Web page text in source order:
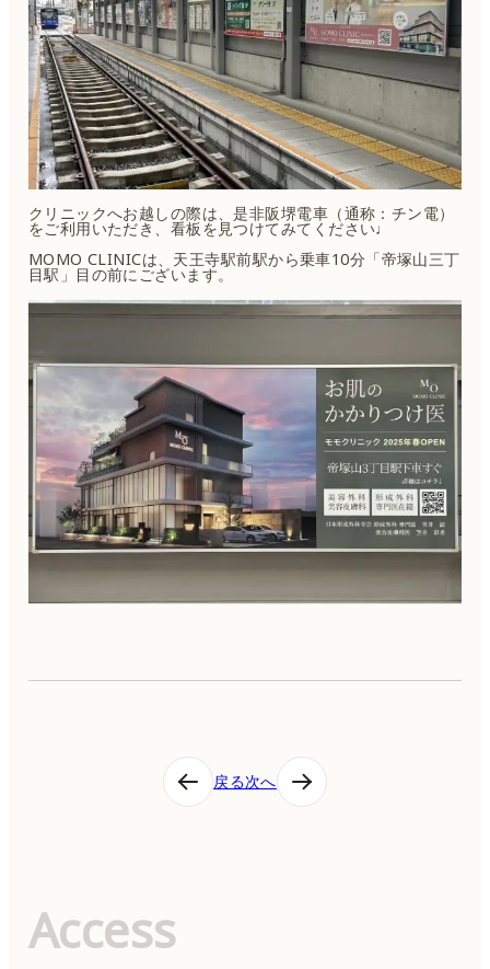
クリニックへお越しの際は、是非阪堺電車（通称：チン電）
をご利用いただき、看板を見つけてみてください♩
MOMO CLINICは、天王寺駅前駅から乗車10分「帝塚山三丁
目駅」目の前にございます。
ン
戻る次へ
Access